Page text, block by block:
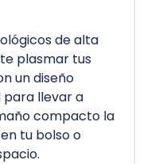
de alta
plasmar tus
un diseño
para llevar a
compacto la
tu bolso o